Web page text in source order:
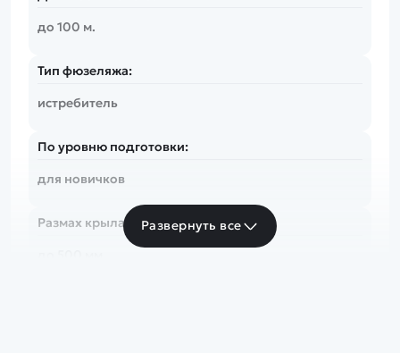
до 100 м.
Тип фюзеляжа:
истребитель
По уровню подготовки:
для новичков
Размах крыла:
Развернуть все